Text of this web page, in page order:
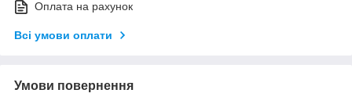
Оплата на рахунок
Всі умови оплати
Умови повернення